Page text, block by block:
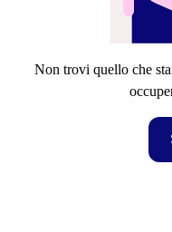
Non trovi quello che